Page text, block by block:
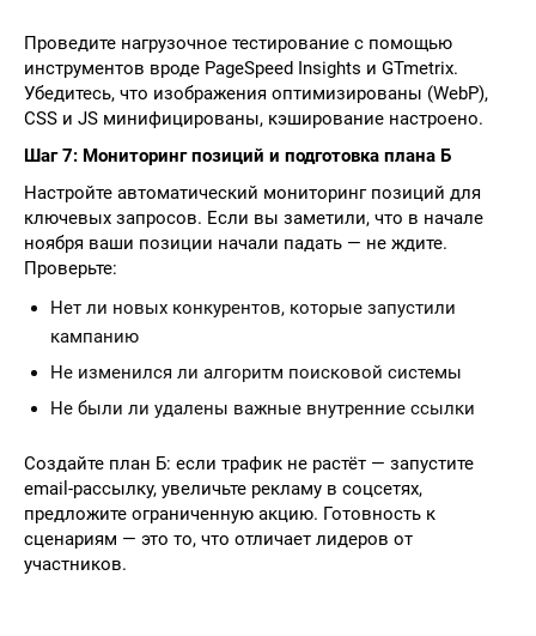
Проведите нагрузочное тестирование с помощью
инструментов вроде PageSpeed Insights и GTmetrix.
Убедитесь, что изображения оптимизированы (WebP),
CSS и JS минифицированы, кэширование настроено.
Шаг 7: Мониторинг позиций и подготовка плана Б
Настройте автоматический мониторинг позиций для
ключевых запросов. Если вы заметили, что в начале
ноября ваши позиции начали падать — не ждите.
Проверьте:
Нет ли новых конкурентов, которые запустили
кампанию
Не изменился ли алгоритм поисковой системы
Не были ли удалены важные внутренние ссылки
Создайте план Б: если трафик не растёт — запустите
email-рассылку, увеличьте рекламу в соцсетях,
предложите ограниченную акцию. Готовность к
сценариям — это то, что отличает лидеров от
участников.